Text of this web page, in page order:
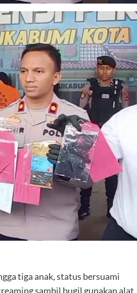
tiga anak, status bersuami
sambil bugil gunakan alat